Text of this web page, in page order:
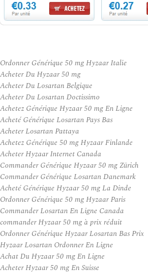
Ordonner Générique 50 mg Hyzaar Italie
Acheter Du Hyzaar 50 mg
Acheter Du Losartan Belgique
Acheter Du Losartan Doctissimo
Achetez Générique Hyzaar 50 mg En Ligne
Acheté Générique Losartan Pays Bas
Acheter Losartan Pattaya
Achetez Générique 50 mg Hyzaar Finlande
Acheter Hyzaar Internet Canada
Commander Générique Hyzaar 50 mg Zürich
Commander Générique Losartan Danemark
Acheté Générique Hyzaar 50 mg La Dinde
Ordonner Générique 50 mg Hyzaar Paris
Commander Losartan En Ligne Canada
commander Hyzaar 50 mg à prix réduit
Ordonner Générique Hyzaar Losartan Bas Prix
Hyzaar Losartan Ordonner En Ligne
Achat Du Hyzaar 50 mg En Ligne
Acheter Hyzaar 50 mg En Suisse